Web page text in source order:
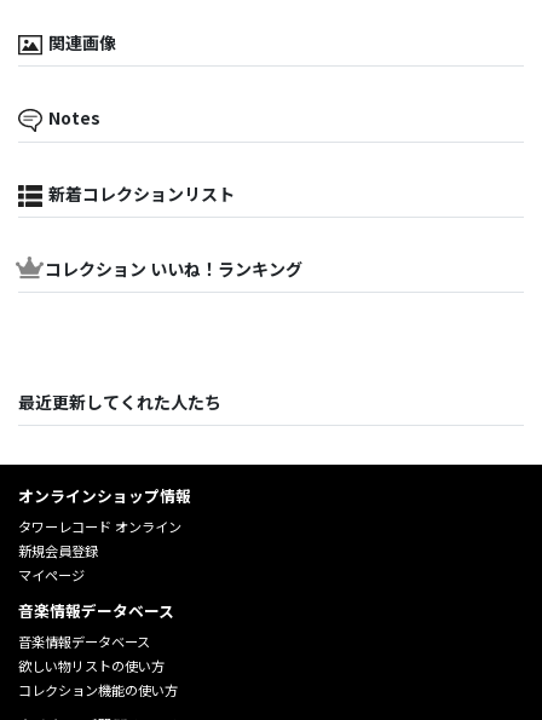
関連画像
Notes
新着コレクションリスト
コレクション いいね！ランキング
最近更新してくれた人たち
オンラインショップ情報
タワーレコード オンライン
新規会員登録
マイページ
音楽情報データベース
音楽情報データベース
欲しい物リストの使い方
コレクション機能の使い方